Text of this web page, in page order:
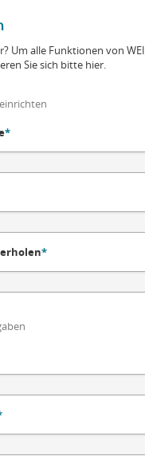
Um alle Funktionen von
Sie sich bitte hier.
*
*